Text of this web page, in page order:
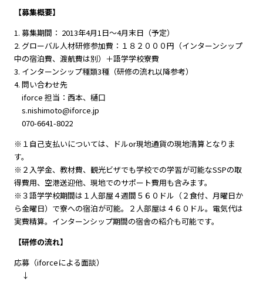
【募集概要】
1. 募集期間： 2013年4月1日～4月末日（予定）
2. グローバル人材研修参加費：１８２０００円（インターンシップ
中の宿泊費、渡航費は別）＋語学学校寮費
3. インターンシップ種類3種（研修の流れ以降参考）
4. 問い合わせ先
iforce 担当：西本、樋口
s.nishimoto@iforce.jp
070-6641-8022
※１自己支払いについては、ドルor現地通貨の現地清算となりま
す。
※２入学金、教材費、観光ビザでも学校での学習が可能なSSPの取
得費用、空港送迎他、現地でのサポート費用も含みます。
※３語学学校期間は１人部屋４週間５６０ドル（２食付、月曜日か
ら金曜日）で寮への宿泊が可能。２人部屋は４６０ドル。電気代は
実費精算。インターンシップ期間の宿舎の紹介も可能です。
【研修の流れ】
応募（iforceによる面談）
↓